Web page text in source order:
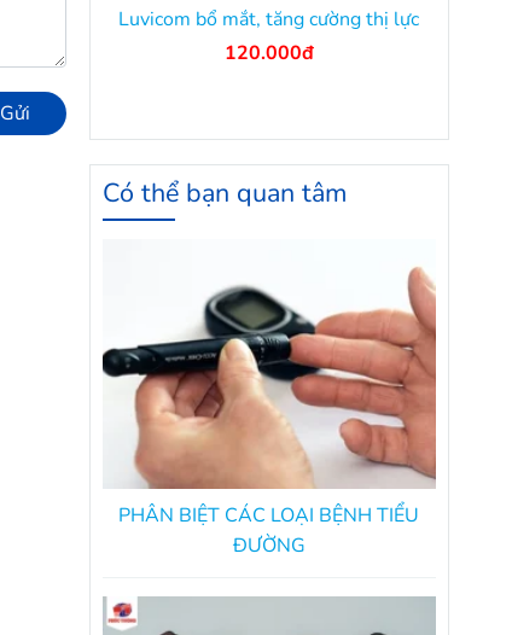
Gửi
Luvicom bổ mắt, tăng cường thị lực
120.000đ
Có thể bạn quan tâm
PHÂN BIỆT CÁC LOẠI BỆNH TIỂU
ĐƯỜNG